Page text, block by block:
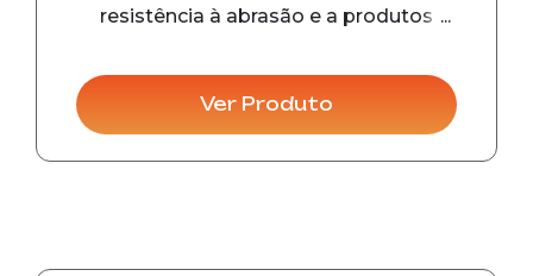
resistência à abrasão e a produtos
de 45 mm (1. ½”) e 65 mm (2.1/2”), pressão
de trabalho de 14 kgf/cm², pressão de
prova 28 kgf/cm², pr
Ver Produto